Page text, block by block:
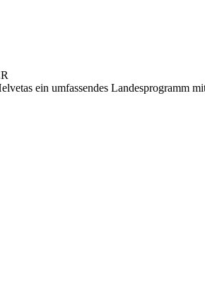
ein umfassendes Landesprogramm